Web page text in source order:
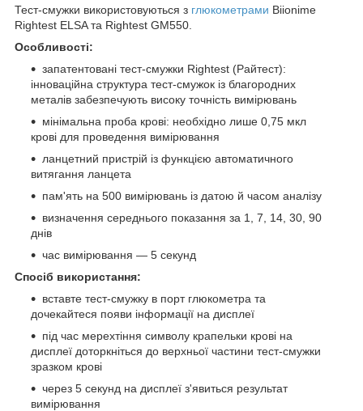
Тест-смужки використовуються з глюкометрами Biionime
Rightest ELSA та Rightest GM550.
Особливості:
запатентовані тест-смужки Rightest (Райтест):
інноваційна структура тест-смужок із благородних
металів забезпечують високу точність вимірювань
мінімальна проба крові: необхідно лише 0,75 мкл
крові для проведення вимірювання
ланцетний пристрій із функцією автоматичного
витягання ланцета
пам'ять на 500 вимірювань із датою й часом аналізу
визначення середнього показання за 1, 7, 14, 30, 90
днів
час вимірювання — 5 секунд
Спосіб використання:
вставте тест-смужку в порт глюкометра та
дочекайтеся появи інформації на дисплеї
під час мерехтіння символу крапельки крові на
дисплеї доторкніться до верхньої частини тест-смужки
зразком крові
через 5 секунд на дисплеї з'явиться результат
вимірювання